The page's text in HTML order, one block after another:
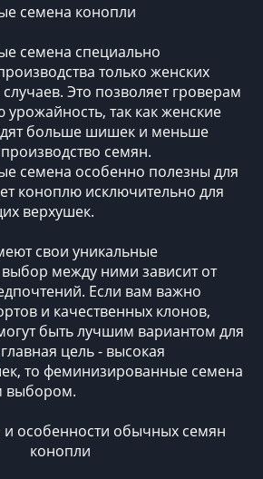
семена конопли
семена специально
только женских
Это позволяет гроверам
так как женские
больше шишек и меньше
семян.
семена особенно полезны для
коноплю исключительно для
верхушек.
свои уникальные
выбор между ними зависит от
Если вам важно
и качественных клонов,
быть лучшим вариантом для
цель - высокая
то феминизированные семена
выбором.
особенности обычных семян
конопли